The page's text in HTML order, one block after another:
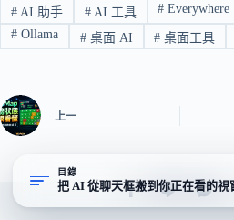
#AI 助手 #AI 工具 # Everywhere
#Ollama #桌面 AI # 桌面工具
上一
目錄
把 AI 從聊天框搬到你正在看的視